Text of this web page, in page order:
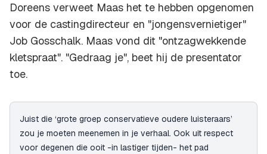
Doreens verweet Maas het te hebben opgenomen
voor de castingdirecteur en "jongensvernietiger"
Job Gosschalk. Maas vond dit "ontzagwekkende
kletspraat". "Gedraag je", beet hij de presentator
toe.
Juist die ‘grote groep conservatieve oudere luisteraars’
zou je moeten meenemen in je verhaal. Ook uit respect
voor degenen die ooit -in lastiger tijden- het pad